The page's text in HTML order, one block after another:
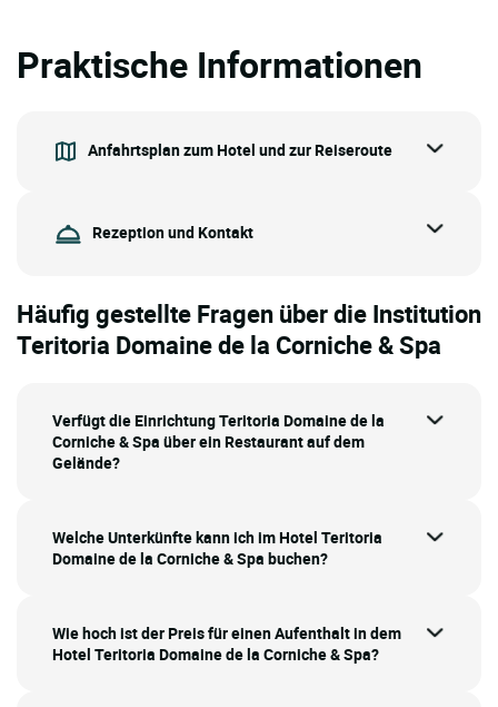
Praktische Informationen
Anfahrtsplan zum Hotel und zur Reiseroute
Rezeption und Kontakt
Häufig gestellte Fragen über die Institution
Teritoria Domaine de la Corniche & Spa
Verfügt die Einrichtung Teritoria Domaine de la
Corniche & Spa über ein Restaurant auf dem
Gelände?
Welche Unterkünfte kann ich im Hotel Teritoria
Domaine de la Corniche & Spa buchen?
Wie hoch ist der Preis für einen Aufenthalt in dem
Hotel Teritoria Domaine de la Corniche & Spa?